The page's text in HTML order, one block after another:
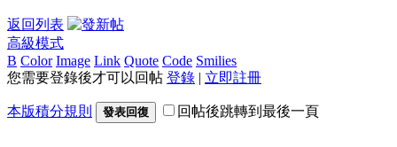
返回列表
高級模式
B Color Image Link Quote Code Smilies
您需要登錄後才可以回帖 登錄 | 立即註冊
本版積分規則 發表回復 回帖後跳轉到最後一頁